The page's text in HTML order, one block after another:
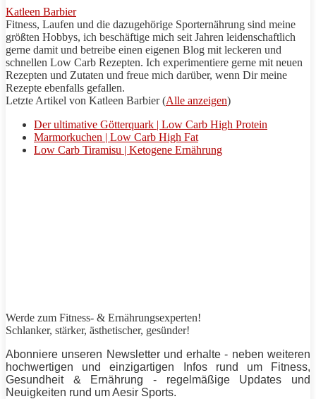
Katleen Barbier
Fitness, Laufen und die dazugehörige Sporternährung sind meine
größten Hobbys, ich beschäftige mich seit Jahren leidenschaftlich
gerne damit und betreibe einen eigenen Blog mit leckeren und
schnellen Low Carb Rezepten. Ich experimentiere gerne mit neuen
Rezepten und Zutaten und freue mich darüber, wenn Dir meine
Rezepte ebenfalls gefallen.
Letzte Artikel von Katleen Barbier(Alle anzeigen)
Der ultimative Götterquark | Low Carb High Protein
Marmorkuchen | Low Carb High Fat
Low Carb Tiramisu | Ketogene Ernährung
Werde zum Fitness- & Ernährungsexperten!
Schlanker, stärker, ästhetischer, gesünder!
Abonniere unseren Newsletter und erhalte - neben weiteren
hochwertigen und einzigartigen Infos rund um Fitness,
Gesundheit & Ernährung - regelmäßige Updates und
Neuigkeiten rund umAesir Sports.